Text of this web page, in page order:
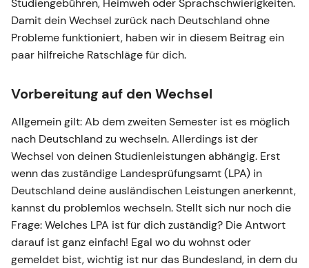
Damit dein Wechsel zurück nach Deutschland ohne
Probleme funktioniert, haben wir in diesem Beitrag ein
paar hilfreiche Ratschläge für dich.
Vorbereitung auf den Wechsel
Allgemein gilt: Ab dem zweiten Semester ist es möglich
nach Deutschland zu wechseln. Allerdings ist der
Wechsel von deinen Studienleistungen abhängig. Erst
wenn das zuständige Landesprüfungsamt (LPA) in
Deutschland deine ausländischen Leistungen anerkennt,
kannst du problemlos wechseln. Stellt sich nur noch die
Frage: Welches LPA ist für dich zuständig? Die Antwort
darauf ist ganz einfach! Egal wo du wohnst oder
gemeldet bist, wichtig ist nur das Bundesland, in dem du